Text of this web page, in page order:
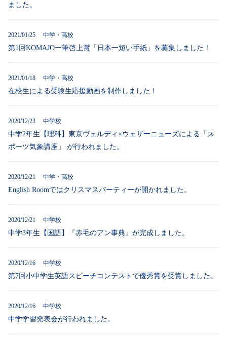
ました。
2021/01/25 中学・高校
第1回KOMAJO一筆啓上賞「日本一短い手紙」を募集しました！
2021/01/18 中学・高校
在校生による受験生応援動画を制作しました！
2020/12/23 中学校
中学2年生【理科】東京ヴェルディ×ウェザーニューズによる「ス
ポーツ気象講座」 が行われました。
2020/12/21 中学・高校
English Roomではクリスマスパーティーが開かれました。
2020/12/21 中学校
中学3年生【国語】『赤毛のアン事典』が完成しました。
2020/12/16 中学校
第7回小中学生英語スピーチコンテストで優秀賞を受賞しました。
2020/12/16 中学校
中学学習発表会が行われました。